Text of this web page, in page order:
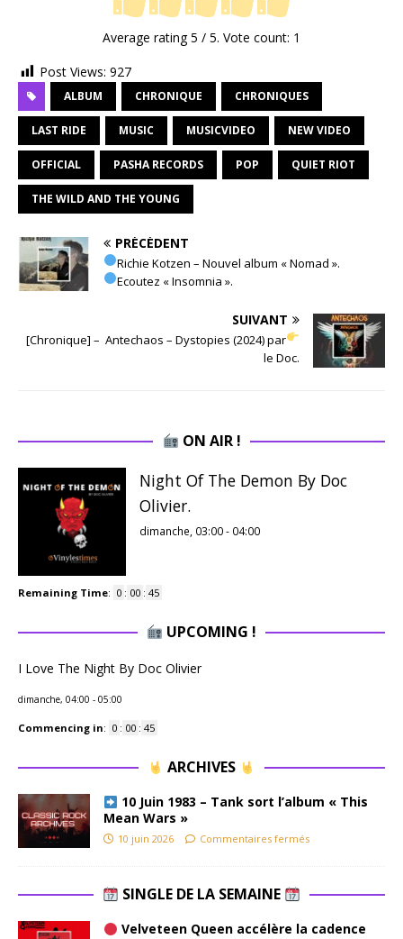
Average rating5 / 5. Vote count: 1
Post Views: 927
ALBUM CHRONIQUE CHRONIQUES
LAST RIDE MUSIC MUSICVIDEO NEW VIDEO
OFFICIAL PASHA RECORDS POP QUIET RIOT
THE WILD AND THE YOUNG
PRÉCÉDENT
Richie Kotzen – Nouvel album « Nomad ».
Ecoutez « Insomnia ».
SUIVANT
[Chronique] – Antechaos – Dystopies (2024) par
le Doc.
ON AIR !
Night Of The Demon By Doc
Olivier.
dimanche, 03:00- 04:00
Remaining Time: 0 : 00 : 44
UPCOMING !
I Love The Night By Doc Olivier
dimanche, 04:00 - 05:00
Commencing in: 0 : 00 : 44
ARCHIVES
10 Juin 1983 – Tank sort l’album « This
Mean Wars »
10 juin 2026 Commentaires fermés
SINGLE DE LA SEMAINE
Velveteen Queen accélère la cadence